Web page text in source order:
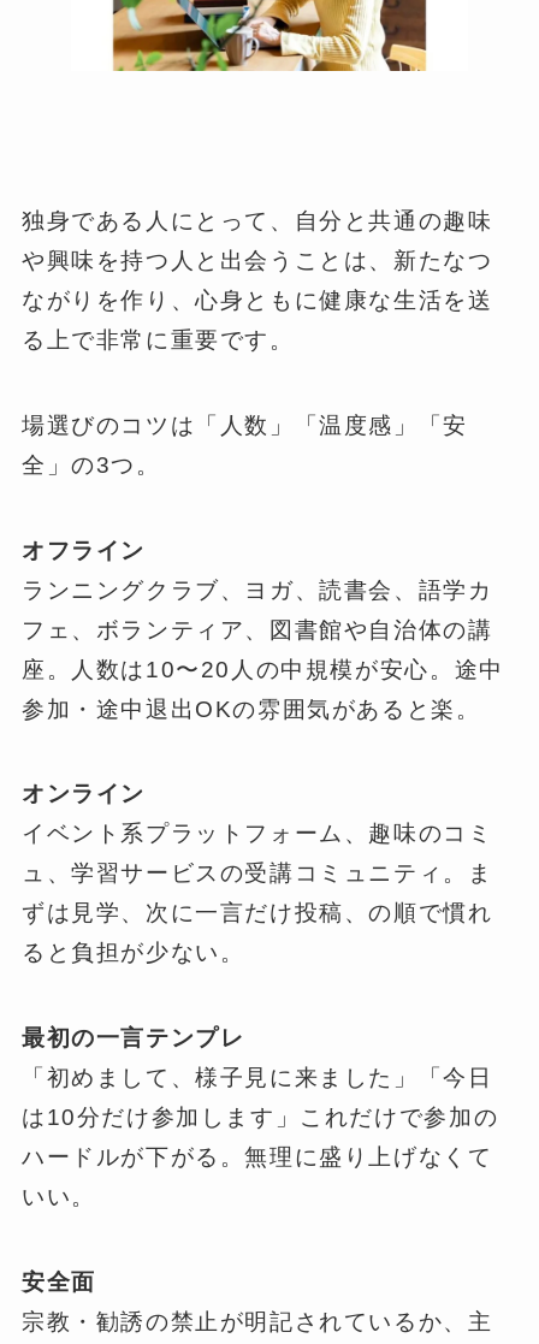
独身である人にとって、自分と共通の趣味
や興味を持つ人と出会うことは、新たなつ
ながりを作り、心身ともに健康な生活を送
る上で非常に重要です。
場選びのコツは「人数」「温度感」「安
全」の3つ。
オフライン
ランニングクラブ、ヨガ、読書会、語学カ
フェ、ボランティア、図書館や自治体の講
座。人数は10〜20人の中規模が安心。途中
参加・途中退出OKの雰囲気があると楽。
オンライン
イベント系プラットフォーム、趣味のコミ
ュ、学習サービスの受講コミュニティ。ま
ずは見学、次に一言だけ投稿、の順で慣れ
ると負担が少ない。
最初の一言テンプレ
「初めまして、様子見に来ました」「今日
は10分だけ参加します」これだけで参加の
ハードルが下がる。無理に盛り上げなくて
いい。
安全面
宗教・勧誘の禁止が明記されているか、主